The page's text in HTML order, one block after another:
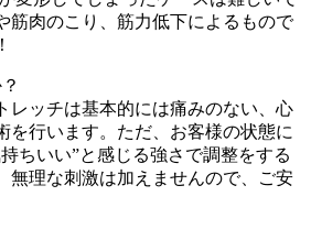
筋肉のこり、筋力低下によるもので
レッチは基本的には痛みのない、心
を行います。ただ、お客様の状態に
ちいい”と感じる強さで調整をする
無理な刺激は加えませんので、ご安